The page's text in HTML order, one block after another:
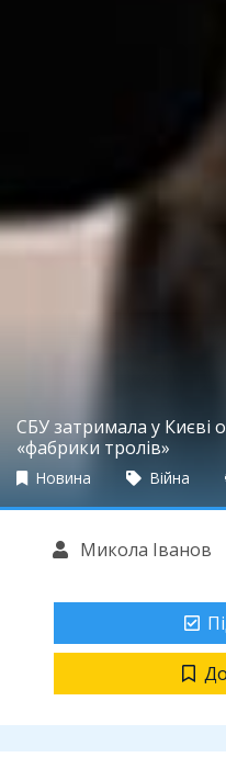
СБУ затримала у Києві
«фабрики тролів»
Новина Війна
Микола Іванов